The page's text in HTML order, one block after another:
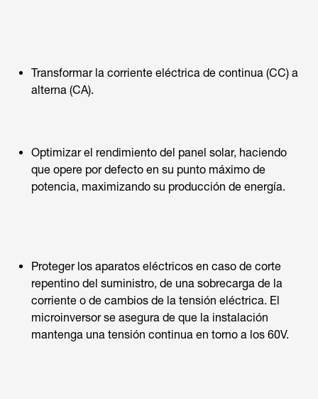
Transformar la corriente eléctrica de continua (CC) a
alterna (CA).
Optimizar el rendimiento del panel solar, haciendo
que opere por defecto en su punto máximo de
potencia, maximizando su producción de energía.
Proteger los aparatos eléctricos en caso de corte
repentino del suministro, de una sobrecarga de la
corriente o de cambios de la tensión eléctrica. El
microinversor se asegura de que la instalación
mantenga una tensión continua en torno a los 60V.